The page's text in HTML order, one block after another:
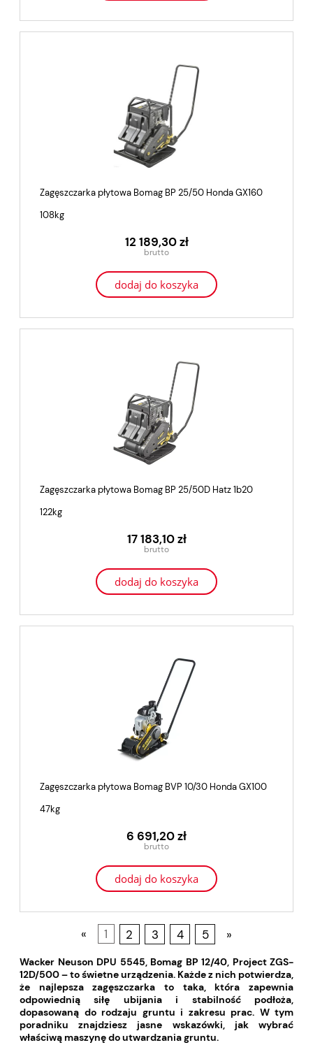
Zagęszczarka płytowa Bomag BP 25/50 Honda GX160
108kg
12 189,30 zł
dodaj do koszyka
Zagęszczarka płytowa Bomag BP 25/50D Hatz 1b20
122kg
17 183,10 zł
dodaj do koszyka
Zagęszczarka płytowa Bomag BVP 10/30 Honda GX100
47kg
6 691,20 zł
dodaj do koszyka
« 1 2 3 4 5 »
Wacker Neuson DPU 5545, Bomag BP 12/40, Project ZGS-
12D/500 – to świetne urządzenia. Każde z nich potwierdza,
że najlepsza zagęszczarka to taka, która zapewnia
odpowiednią siłę ubijania i stabilność podłoża,
dopasowaną do rodzaju gruntu i zakresu prac. W tym
poradniku znajdziesz jasne wskazówki, jak wybrać
właściwą maszynę do utwardzania gruntu.